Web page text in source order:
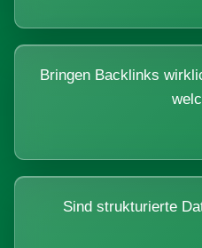
Bringen Backlinks
Sind strukturierte